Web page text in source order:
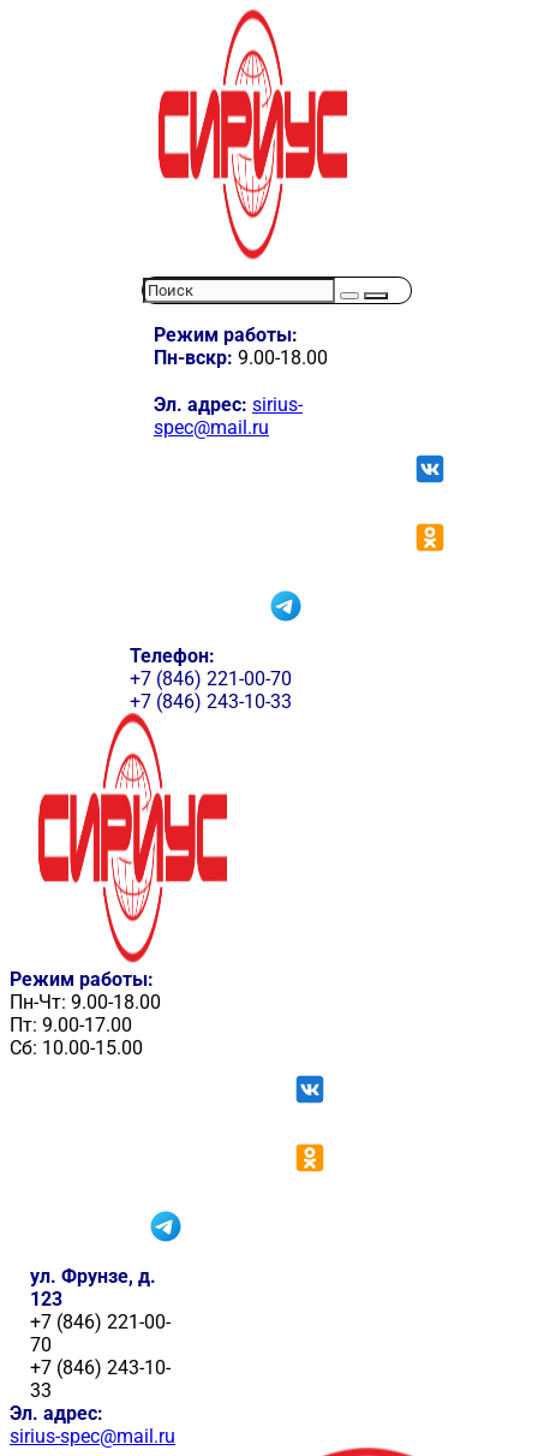
Режим работы:
Пн-вскр: 9.00-18.00
Эл. адрес: sirius-
spec@mail.ru
Телефон:
+7 (846) 221-00-70
+7 (846) 243-10-33
Режим работы:
Пн-Чт: 9.00-18.00
Пт: 9.00-17.00
Сб: 10.00-15.00
ул. Фрунзе, д.
123
+7 (846) 221-00-
70
+7 (846) 243-10-
33
Эл. адрес:
sirius-spec@mail.ru